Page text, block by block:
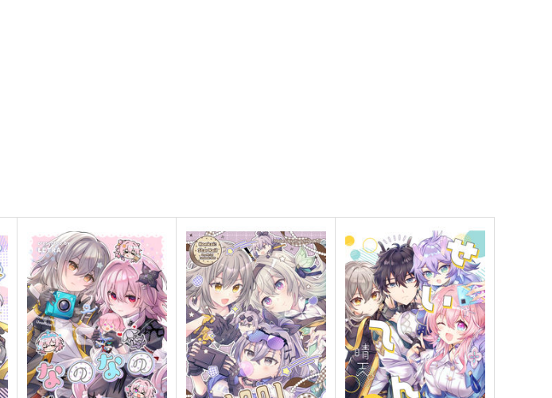
アクリルキーホルダーA
oekaky
専売 440円（税込）
にじさんじ 星川サラ
サンプル カート
FILM
oekaky
専売 550円（税込）
にじさんじ 星川サラ
サンプル カート
星導ショウ トレカ (角丸)
バニラクリームフラペチーノ
アーモンドミルク変更
専売 220円 （税込）
にじさんじ 星導ショウ
サンプル カート